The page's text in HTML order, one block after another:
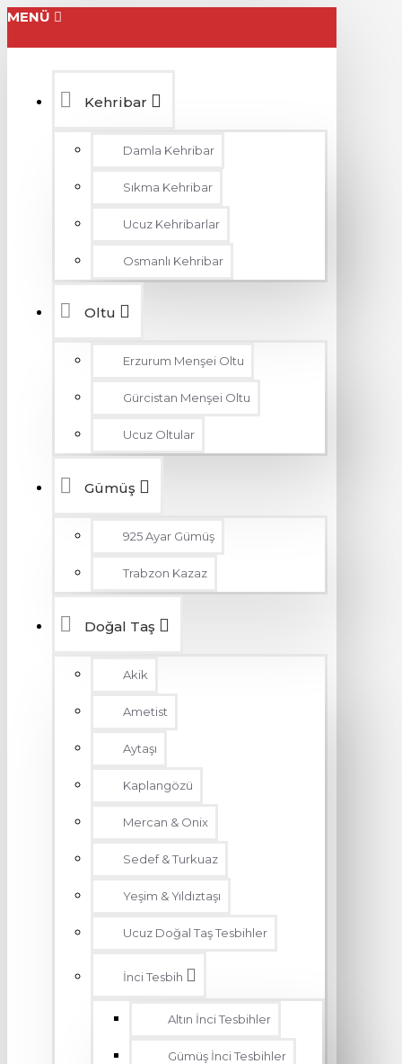
MENÜ
Kehribar
Damla Kehribar
Sıkma Kehribar
Ucuz Kehribarlar
Osmanlı Kehribar
Oltu
Erzurum Menşei Oltu
Gürcistan Menşei Oltu
Ucuz Oltular
Gümüş
925 Ayar Gümüş
Trabzon Kazaz
Doğal Taş
Akik
Ametist
Aytaşı
Kaplangözü
Mercan & Onix
Sedef & Turkuaz
Yeşim & Yıldıztaşı
Ucuz Doğal Taş Tesbihler
İnci Tesbih
Altın İnci Tesbihler
Gümüş İnci Tesbihler